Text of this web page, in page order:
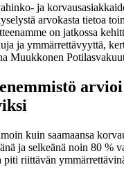
ja
arvokasta tietoa
on jatkossa
ja ymmärrettävyyttä,
Muukkonen
kuin saamaansa
ja selkeänä noin 80 %
piti riittävän